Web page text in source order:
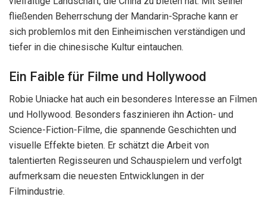
fließenden Beherrschung der Mandarin-Sprache kann er
sich problemlos mit den Einheimischen verständigen und
tiefer in die chinesische Kultur eintauchen.
Ein Faible für Filme und Hollywood
Robie Uniacke hat auch ein besonderes Interesse an Filmen
und Hollywood. Besonders faszinieren ihn Action- und
Science-Fiction-Filme, die spannende Geschichten und
visuelle Effekte bieten. Er schätzt die Arbeit von
talentierten Regisseuren und Schauspielern und verfolgt
aufmerksam die neuesten Entwicklungen in der
Filmindustrie.